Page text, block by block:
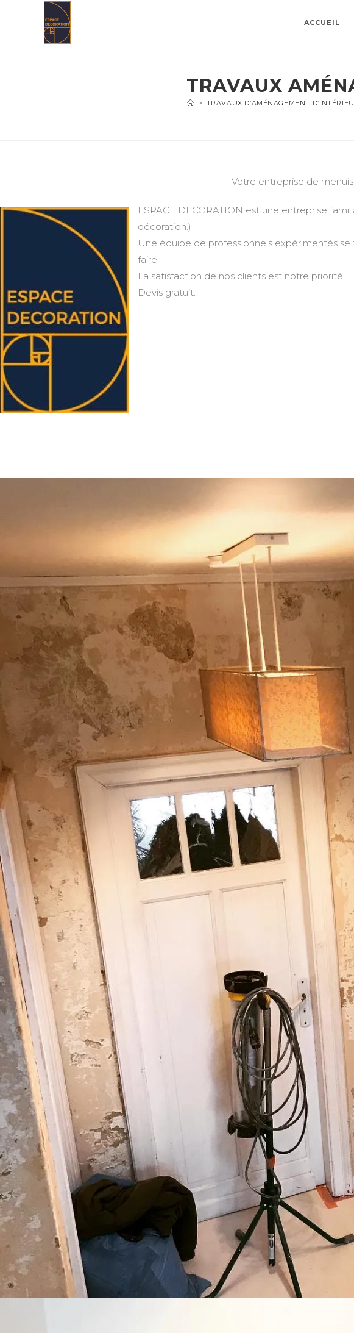
ACCUEIL
TRAVAUX
> TRAVAUX D’AMÉNAGEMENT
Votre entreprise de
ESPACE DECORATION est une entreprise
décoration.)
Une équipe de professionnels expérimentés
faire.
La satisfaction de nos clients est notre priorité.
Devis gratuit.